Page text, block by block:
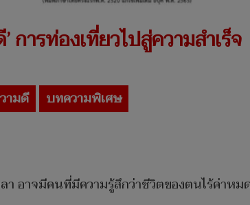
ารท่องเที่ยวไปสู่ความสำเร็จ
ามดี บทความพิเศษ
อาจมีคนที่มีความรู้สึกว่าชีวิตของตนไร้ค่าห